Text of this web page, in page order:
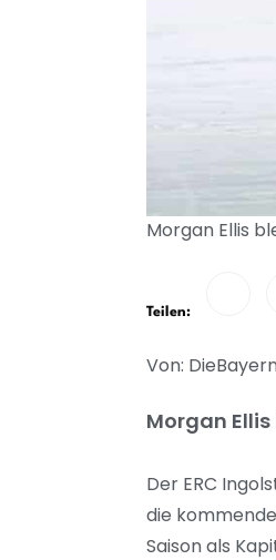
Morgan Ellis
Teilen:
Von:
Morgan
Der ERC
die
Saison als